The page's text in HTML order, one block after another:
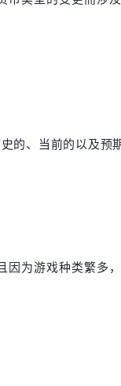
的、当前的以及预期
为游戏种类繁多